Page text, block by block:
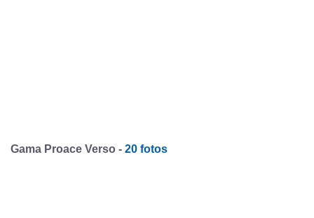
Gama Proace Verso - 20 fotos